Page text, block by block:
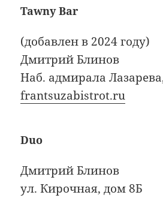
Tawny Bar
(добавлен в 2024 году)
Дмитрий Блинов
Наб. адмирала
frantsuzabistrot.ru
Duo
Дмитрий Блинов
ул. Кирочная, дом 8Б